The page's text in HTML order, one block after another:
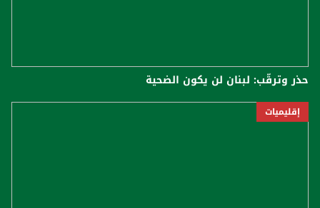
حذر وترقّب: لبنان لن يكون الضحية
إقليميات